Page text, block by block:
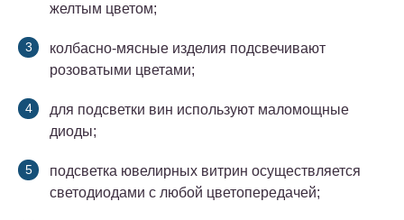
желтым цветом;
колбасно-мясные изделия подсвечивают
розоватыми цветами;
для подсветки вин используют маломощные
диоды;
подсветка ювелирных витрин осуществляется
светодиодами с любой цветопередачей;